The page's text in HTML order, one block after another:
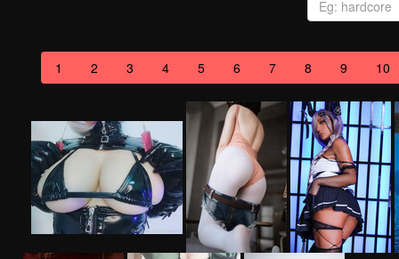
1 2 3 4 5 6 7 8 9 10